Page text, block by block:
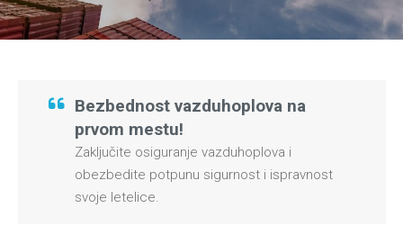
Bezbednost vazduhoplova na
prvom mestu!
Zaključite osiguranje vazduhoplova i
obezbedite potpunu sigurnost i ispravnost
svoje letelice.